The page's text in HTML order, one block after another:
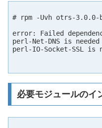
# rpm -Uvh otrs-3.0.0-
error: Failed
perl-Net-DNS is
perl-IO-Socket-SSL is
必要モジュールのイ